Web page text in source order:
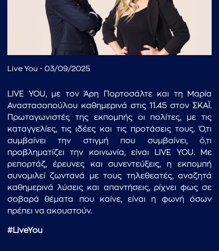
Live You - 03/09/2025
LIVE YOU, με τον Άρη Πορτοσάλτε και τη Μαρία
Αναστασοπούλου καθημερινά στις 11.45 στον ΣΚΑΪ.
Πρωταγωνιστές της εκπομπής οι πολίτες, με τις
καταγγελίες, τις ιδέες και τις προτάσεις τους. Ό,τι
συμβαίνει την στιγμή που συμβαίνει, ό,τι
προβληματίζει την κοινωνία, είναι LIVE YOU. Με
ρεπορτάζ, έρευνες και συνεντεύξεις, η εκπομπή
συνομιλεί ζωντανά με τους τηλεθεατές, αναζητά
καθημερινά λύσεις και απαντήσεις, ρίχνει φως σε
σοβαρά θέματα που καίνε, είναι η φωνή όσων
πρέπει να ακουστούν.
#LiveYou